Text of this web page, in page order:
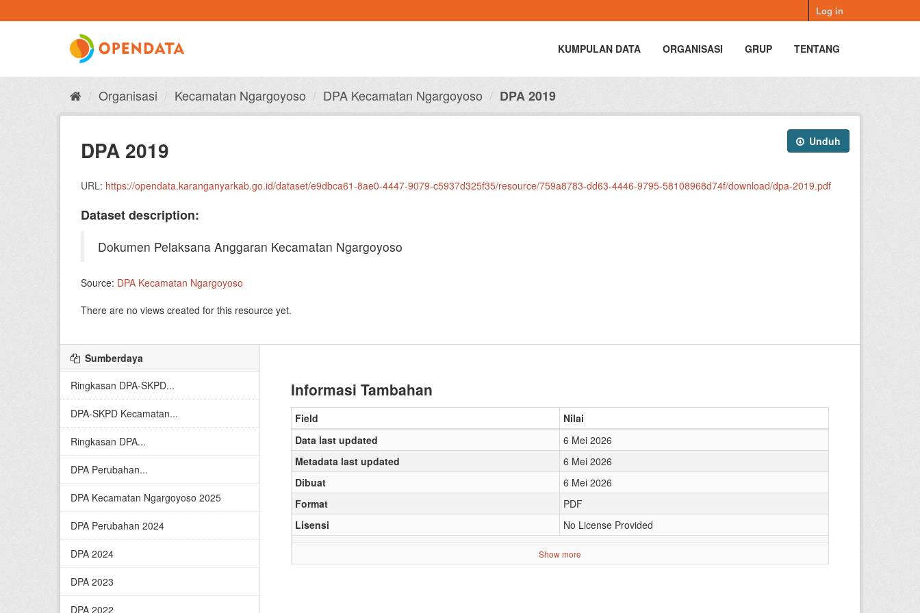
to
Log in
KUMPULAN DATA ORGANISASI GRUP TENTANG
Organisasi Kecamatan Ngargoyoso DPA Kecamatan Ngargoyoso DPA 2019
Unduh
DPA 2019
URL: https://opendata.karanganyarkab.go.id/dataset/e9dbca61-8ae0-4447-9079-c5937d325f35/resource/759a8783-dd63-4446-9795-58108968d74f/download/dpa-2019.pdf
Dataset description:
Dokumen Pelaksana Anggaran Kecamatan Ngargoyoso
Source: DPA Kecamatan Ngargoyoso
There are no views created for this resource yet.
Sumberdaya
Ringkasan DPA-SKPD...
DPA-SKPD Kecamatan...
Ringkasan DPA...
DPA Perubahan...
DPA Kecamatan Ngargoyoso 2025
DPA Perubahan 2024
DPA 2024
DPA 2023
DPA 2022
Informasi Tambahan
Field
Nilai
Data last updated
6 Mei 2026
Metadata last updated
6 Mei 2026
Dibuat
6 Mei 2026
Format
PDF
Lisensi
No License Provided
Show more